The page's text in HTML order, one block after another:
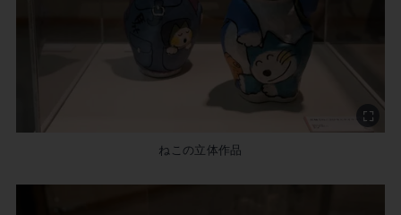
ねこの立体作品